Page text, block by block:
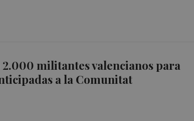
2.000 militantes valencianos para
a la Comunitat